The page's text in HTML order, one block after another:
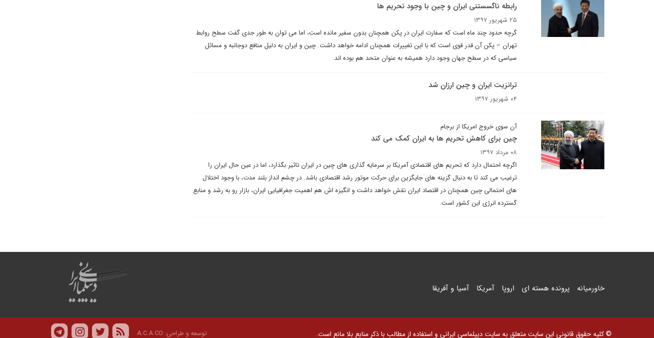
رابطه ناگسستنی ایران و چین با وجود تحریم ها
۲۵ شهریور ۱۳۹۷
گرچه حدود چند ماه است که سفارت ایران در پکن همچنان بدون سفیر مانده است، اما می توان به طور جدی گفت سطح روابط
تهران – پکن آن قدر قوی است که با این تغییرات همچنان ادامه خواهد داشت. چین و ایران به دلیل منافع دوجانبه و مسائل
سیاسی که در سطح جهان وجود دارد همیشه به عنوان متحد هم بوده اند.
ترانزیت ایران و چین ارزان شد
۰۴ شهریور ۱۳۹۷
آن سوی خروج امریکا از برجام
چین برای کاهش تحریم ها به ایران کمک می کند
۰۸ مرداد ۱۳۹۷
اگرچه احتمال دارد که تحریم های اقتصادی آمریکا بر سرمایه گذاری های چین در ایران تاثیر بگذارد، اما در عین حال ایران را
ترغیب می کند تا به دنبال گزینه های جایگزین برای حرکت موتور رشد اقتصادی باشد. در چشم انداز بلند مدت، با وجود اختلال
های احتمالی چین همچنان در اقتصاد ایران نقش خواهد داشت و انگیزه اش هم اهمیت جغرافیایی ایران، بازار رو به رشد و منابع
گسترده انرژی این کشور است.
خاورمیانه پرونده هسته ای اروپا آمریکا آسیا و آفریقا
© کلیه حقوق قانونی این سایت متعلق به سایت دیپلماسی ایرانی و استفاده از مطالب با ذکر منابع بلا مانع است. توسعه و طراحی: A.C.A CO